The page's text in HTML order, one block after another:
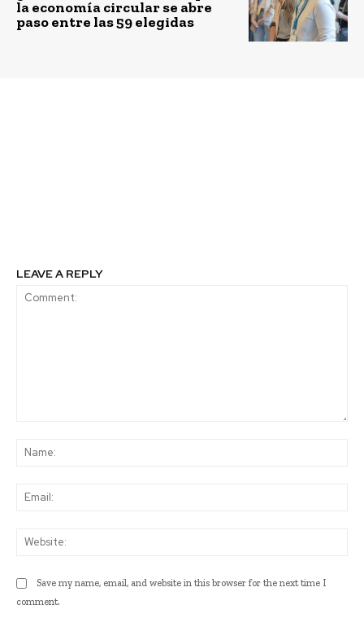
la economía circular se abre
paso entre las 59 elegidas
LEAVE A REPLY
Save my name, email, and website in this browser for the next time I
comment.